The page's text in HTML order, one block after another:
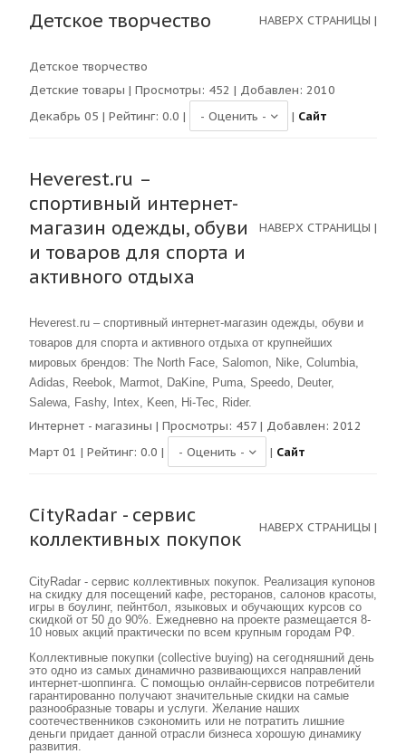
Детское творчество НАВЕРХ СТРАНИЦЫ |
Детское творчество
Детские товары | Просмотры: 452 | Добавлен: 2010
Декабрь 05 | Рейтинг: 0.0 | | Сайт
Heverest.ru –
спортивный интернет-
магазин одежды, обуви
и товаров для спорта и
активного отдыха
НАВЕРХ СТРАНИЦЫ |
Heverest.ru – спортивный интернет-магазин одежды, обуви и
товаров для спорта и активного отдыха от крупнейших
мировых брендов: The North Face, Salomon, Nike, Columbia,
Adidas, Reebok, Marmot, DaKine, Puma, Speedo, Deuter,
Salewa, Fashy, Intex, Keen, Hi-Tec, Rider.
Интернет - магазины | Просмотры: 457 | Добавлен: 2012
Март 01 | Рейтинг: 0.0 | | Сайт
CityRadar - сервис
коллективных покупок
НАВЕРХ СТРАНИЦЫ |
CityRadar - сервис коллективных покупок. Реализация купонов
на скидку для посещений кафе, ресторанов, салонов красоты,
игры в боулинг, пейнтбол, языковых и обучающих курсов со
скидкой от 50 до 90%. Ежедневно на проекте размещается 8-
10 новых акций практически по всем крупным городам РФ.
Коллективные покупки (collective buying) на сегодняшний день
это одно из самых динамично развивающихся направлений
интернет-шоппинга. С помощью онлайн-сервисов потребители
гарантированно получают значительные скидки на самые
разнообразные товары и услуги. Желание наших
соотечественников сэкономить или не потратить лишние
деньги придает данной отрасли бизнеса хорошую динамику
развития.